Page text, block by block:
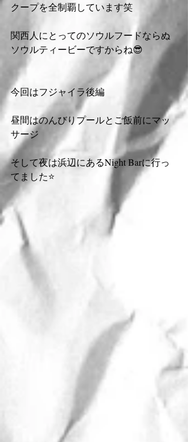
クープを全制覇しています笑
関西人にとってのソウルフードならぬ
ソウルティービーですからね😎
今回はフジャイラ後編
昼間はのんびりプールとご飯前にマッ
サージ
そして夜は浜辺にあるNight Barに行っ
てました⭐️